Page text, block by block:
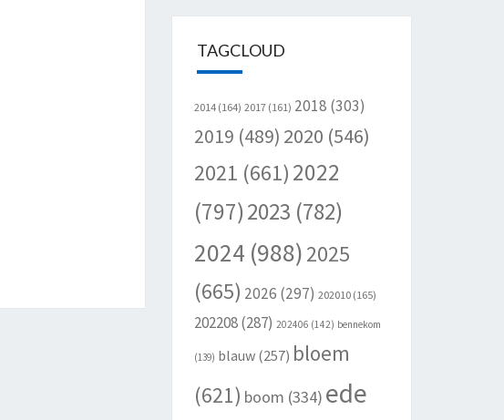
TAGCLOUD
2014(164) 2017(161) 2018 (303)
2019 (489) 2020 (546)
2021 (661) 2022
(797)2023 (782)
2024 (988) 2025
(665) 2026 (297) 202010(165)
202208(287) 202406 (142) bennekom
(139) blauw(257) bloem
(621) boom (334) ede